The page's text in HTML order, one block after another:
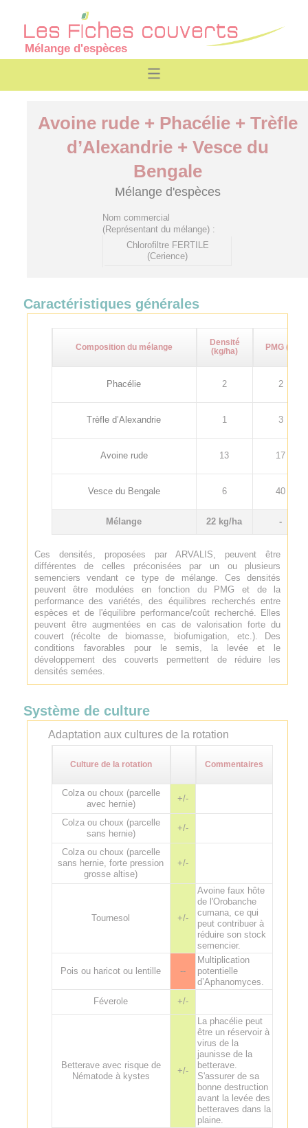
Mélange d'espèces
Avoine rude + Phacélie + Trèfle
d’Alexandrie + Vesce du
Bengale
Mélange d'espèces
Nom commercial
(Représentant du mélange) :
Chlorofiltre FERTILE
(Cerience)
Caractéristiques générales
Composition du mélange
Densité
(kg/ha)
PMG (g)
Phacélie 2 2
Trèfle d’Alexandrie 1 3
Avoine rude 13 17
Vesce du Bengale 6 40
Mélange 22 kg/ha -
Ces densités, proposées par ARVALIS, peuvent être
différentes de celles préconisées par un ou plusieurs
semenciers vendant ce type de mélange. Ces densités
peuvent être modulées en fonction du PMG et de la
performance des variétés, des équilibres recherchés entre
espèces et de l'équilibre performance/coût recherché. Elles
peuvent être augmentées en cas de valorisation forte du
couvert (récolte de biomasse, biofumigation, etc.). Des
conditions favorables pour le semis, la levée et le
développement des couverts permettent de réduire les
densités semées.
Système de culture
Adaptation aux cultures de la rotation
Culture de la rotation Commentaires
Colza ou choux (parcelle
avec hernie)
+/-
Colza ou choux (parcelle
sans hernie)
+/-
Colza ou choux (parcelle
sans hernie, forte pression
grosse altise)
+/-
Tournesol +/-
Avoine faux hôte
de l'Orobanche
cumana, ce qui
peut contribuer à
réduire son stock
semencier.
Pois ou haricot ou lentille --
Multiplication
potentielle
d’Aphanomyces.
Féverole
+/-
Betterave avec risque de
Nématode à kystes
+/-
La phacélie peut
être un réservoir à
virus de la
jaunisse de la
betterave.
S'assurer de sa
bonne destruction
avant la levée des
betteraves dans la
plaine.